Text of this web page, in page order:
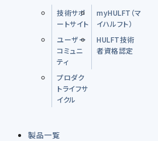
技術サポ
ートサイト
myHULFT（マ
イハルフト）
ユーザー
コミュニ
ティ
HULFT技術
者資格認定
プロダク
トライフサ
イクル
製品一覧